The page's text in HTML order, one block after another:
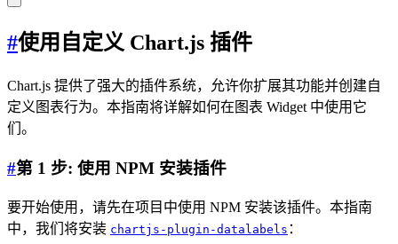
#使用自定义 Chart.js 插件
Chart.js 提供了强大的插件系统，允许你扩展其功能并创建自
定义图表行为。本指南将详解如何在图表 Widget 中使用它
们。
#第 1 步: 使用 NPM 安装插件
要开始使用，请先在项目中使用 NPM 安装该插件。本指南
中，我们将安装 chartjs-plugin-datalabels ：